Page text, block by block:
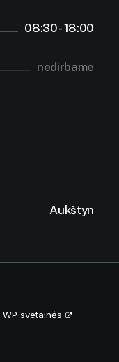
08:30 - 18:00
nedirbame
Aukštyn
WP svetainės